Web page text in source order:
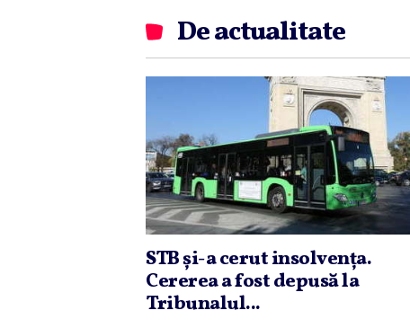
De actualitate
STB şi-a cerut insolvenţa.
Cererea a fost depusă la
Tribunalul...